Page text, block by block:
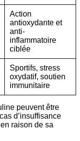
Action
antioxydante et
anti-
inflammatoire
ciblée
Sportifs, stress
oxydatif, soutien
immunitaire
peuvent être
d’insuffisance
raison de sa